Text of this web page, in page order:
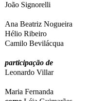
João Signorelli
Ana Beatriz Nogueira
Hélio Ribeiro
Camilo Bevilácqua
participação de
Leonardo Villar
Maria Fernanda